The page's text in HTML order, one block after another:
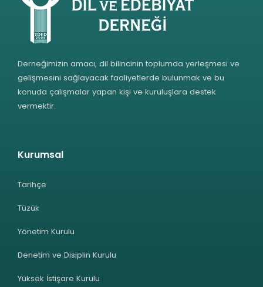
Derneğimizin amacı, dil bilincinin toplumda yerleşmesi ve
gelişmesini sağlayacak faaliyetlerde bulunmak ve bu
konuda çalışmalar yapan kişi ve kuruluşlara destek
vermektir.
Kurumsal
Tarihçe
Tüzük
Yönetim Kurulu
Denetim ve Disiplin Kurulu
Yüksek İstişare Kurulu